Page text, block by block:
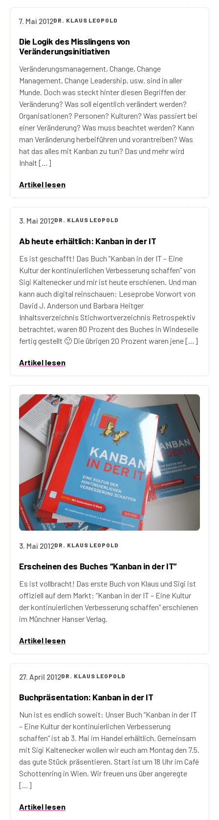
7. Mai 2012DR. KLAUS LEOPOLD
Die Logik des Misslingens von
Veränderungsinitiativen
Veränderungsmanagement, Change, Change
Management, Change Leadership, usw. sind in aller
Munde. Doch was steckt hinter diesen Begriffen der
Veränderung? Was soll eigentlich verändert werden?
Organisationen? Personen? Kulturen? Was passiert bei
einer Veränderung? Was muss beachtet werden? Kann
man Veränderung herbeiführen und vorantreiben? Was
hat das alles mit Kanban zu tun? Das und mehr wird
Inhalt […]
Artikel lesen
3. Mai 2012DR. KLAUS LEOPOLD
Ab heute erhältlich: Kanban in der IT
Es ist geschafft! Das Buch “Kanban in der IT – Eine
Kultur der kontinuierlichen Verbesserung schaffen” von
Sigi Kaltenecker und mir ist heute erschienen. Und man
kann auch digital reinschauen: Leseprobe Vorwort von
David J. Anderson und Barbara Heitger
Inhaltsverzeichnis Stichwortverzeichnis Retrospektiv
betrachtet, waren 80 Prozent des Buches in Windeseile
fertig gestellt 🙂 Die übrigen 20 Prozent waren jene […]
Artikel lesen
3. Mai 2012DR. KLAUS LEOPOLD
Erscheinen des Buches “Kanban in der IT”
Es ist vollbracht! Das erste Buch von Klaus und Sigi ist
offiziell auf dem Markt: “Kanban in der IT – Eine Kultur
der kontinuierlichen Verbesserung schaffen” erschienen
im Münchner Hanser Verlag.
Artikel lesen
27. April 2012DR. KLAUS LEOPOLD
Buchpräsentation: Kanban in der IT
Nun ist es endlich soweit: Unser Buch “Kanban in der IT
– Eine Kultur der kontinuierlichen Verbesserung
schaffen” ist ab 3. Mai im Handel erhältlich. Gemeinsam
mit Sigi Kaltenecker wollen wir euch am Montag den 7.5.
das gute Stück präsentieren. Start ist um 18 Uhr im Café
Schottenring in Wien. Wir freuen uns über angeregte
[…]
Artikel lesen